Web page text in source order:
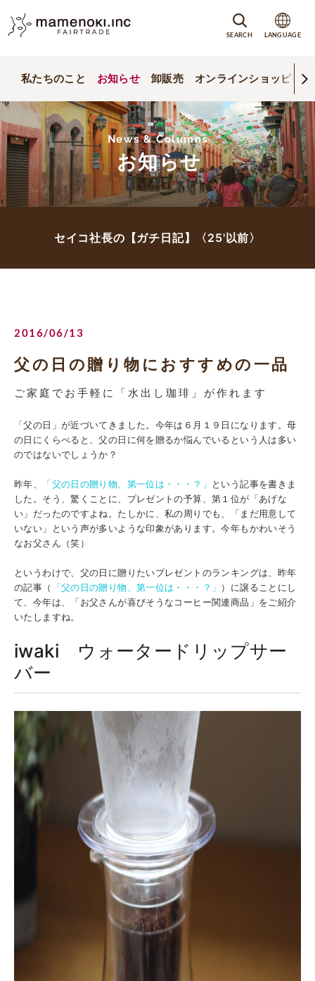
SEARCH LANGUAGE
私たちのこと お知らせ 卸販売 オンラインショッピング
News & Columns
お知らせ
セイコ社長の【ガチ日記】〈25'以前〉
2016/06/13
父の日の贈り物におすすめの一品
ご家庭でお手軽に「水出し珈琲」が作れます
「父の日」が近づいてきました。今年は６月１９日になります。母
の日にくらべると、父の日に何を贈るか悩んでいるという人は多い
のではないでしょうか？
昨年、 「父の日の贈り物、第一位は・・・？」 という記事を書きま
した。そう、驚くことに、プレゼントの予算、第１位が「あげな
い」だったのですよね。たしかに、私の周りでも、「まだ用意して
いない」という声が多いような印象があります。今年もかわいそう
なお父さん（笑）
というわけで、父の日に贈りたいプレゼントのランキングは、昨年
の記事（
「父の日の贈り物、第一位は・・・？」 ）に譲ることにし
て、今年は、「お父さんが喜びそうなコーヒー関連商品」をご紹介
いたしますね。
iwaki ウォータードリップサー
バー